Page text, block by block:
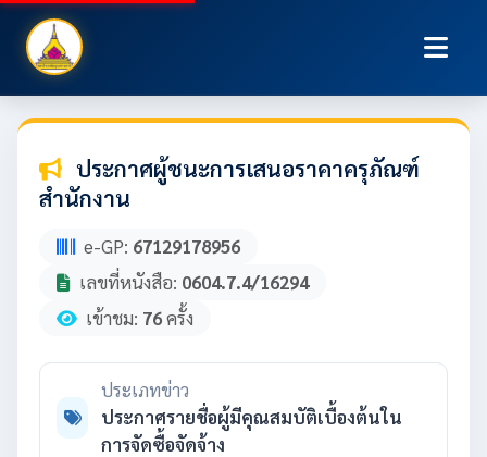
ประกาศผู้ชนะการเสนอราคาครุภัณฑ์
สำนักงาน
e-GP: 67129178956
เลขที่หนังสือ: 0604.7.4/16294
เข้าชม: 76ครั้ง
ประเภทข่าว
ประกาศรายชื่อผู้มีคุณสมบัติเบื้องต้นใน
การจัดซื้อจัดจ้าง